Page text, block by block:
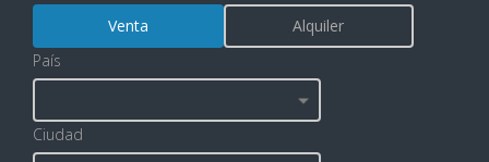
Venta
Alquiler
País
Ciudad